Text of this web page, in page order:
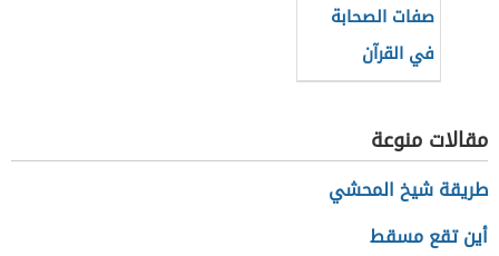
صفات الصحابة
في القرآن
مقالات منوعة
طريقة شيخ المحشي
أين تقع مسقط